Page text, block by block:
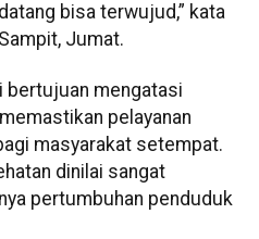
bisa terwujud,” kata
Jumat.
bertujuan mengatasi
pelayanan
masyarakat setempat.
dinilai sangat
pertumbuhan penduduk